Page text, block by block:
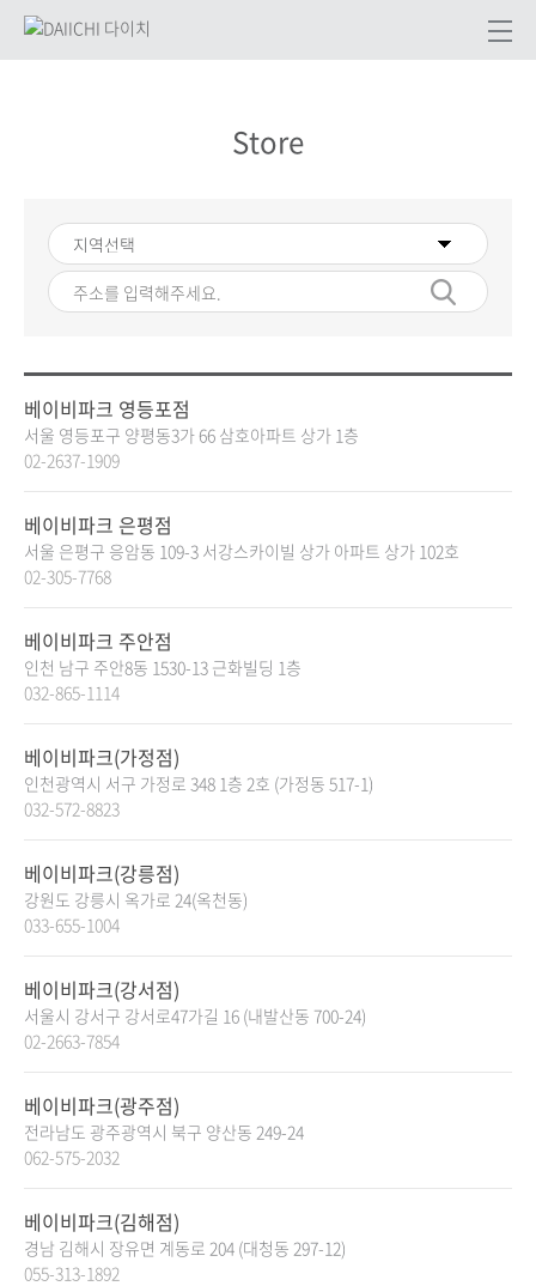
Store
베이비파크 영등포점
서울 영등포구 양평동3가 66 삼호아파트 상가 1층
02-2637-1909
베이비파크 은평점
서울 은평구 응암동 109-3 서강스카이빌 상가 아파트 상가 102호
02-305-7768
베이비파크 주안점
인천 남구 주안8동 1530-13 근화빌딩 1층
032-865-1114
베이비파크(가정점)
인천광역시 서구 가정로 348 1층 2호 (가정동 517-1)
032-572-8823
베이비파크(강릉점)
강원도 강릉시 옥가로 24(옥천동)
033-655-1004
베이비파크(강서점)
서울시 강서구 강서로47가길 16 (내발산동 700-24)
02-2663-7854
베이비파크(광주점)
전라남도 광주광역시 북구 양산동 249-24
062-575-2032
베이비파크(김해점)
경남 김해시 장유면 계동로 204 (대청동 297-12)
055-313-1892